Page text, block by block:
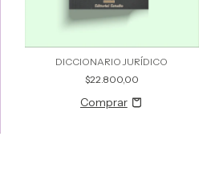
DICCIONARIO JURÍDICO
$22.800,00